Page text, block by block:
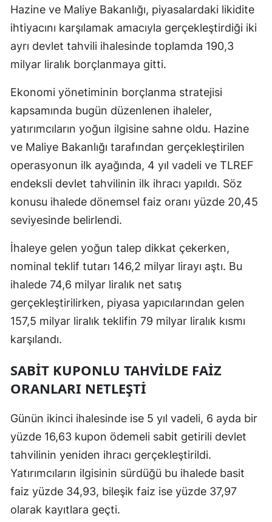
Hazine ve Maliye Bakanlığı, piyasalardaki likidite
ihtiyacını karşılamak amacıyla gerçekleştirdiği iki
ayrı devlet tahvili ihalesinde toplamda 190,3
milyar liralık borçlanmaya gitti.
Ekonomi yönetiminin borçlanma stratejisi
kapsamında bugün düzenlenen ihaleler,
yatırımcıların yoğun ilgisine sahne oldu. Hazine
ve Maliye Bakanlığı tarafından gerçekleştirilen
operasyonun ilk ayağında, 4 yıl vadeli ve TLREF
endeksli devlet tahvilinin ilk ihracı yapıldı. Söz
konusu ihalede dönemsel faiz oranı yüzde 20,45
seviyesinde belirlendi.
İhaleye gelen yoğun talep dikkat çekerken,
nominal teklif tutarı 146,2 milyar lirayı aştı. Bu
ihalede 74,6 milyar liralık net satış
gerçekleştirilirken, piyasa yapıcılarından gelen
157,5 milyar liralık teklifin 79 milyar liralık kısmı
karşılandı.
SABIT KUPONLU TAHVILDE FAIZ
ORANLARI NETLEŞTI
Günün ikinci ihalesinde ise 5 yıl vadeli, 6 ayda bir
yüzde 16,63 kupon ödemeli sabit getirili devlet
tahvilinin yeniden ihracı gerçekleştirildi.
Yatırımcıların ilgisinin sürdüğü bu ihalede basit
faiz yüzde 34,93, bileşik faiz ise yüzde 37,97
olarak kayıtlara geçti.